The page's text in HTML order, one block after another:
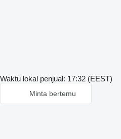
Waktu lokal penjual: 17:32 (EEST)
Minta bertemu